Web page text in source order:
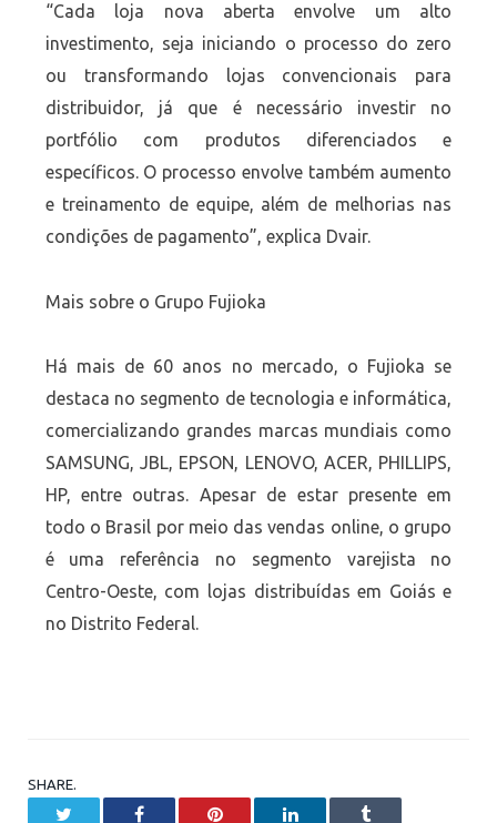
“Cada loja nova aberta envolve um alto
investimento, seja iniciando o processo do zero
ou transformando lojas convencionais para
distribuidor, já que é necessário investir no
portfólio com produtos diferenciados e
específicos. O processo envolve também aumento
e treinamento de equipe, além de melhorias nas
condições de pagamento”, explica Dvair.
Mais sobre o Grupo Fujioka
Há mais de 60 anos no mercado, o Fujioka se
destaca no segmento de tecnologia e informática,
comercializando grandes marcas mundiais como
SAMSUNG, JBL, EPSON, LENOVO, ACER, PHILLIPS,
HP, entre outras. Apesar de estar presente em
todo o Brasil por meio das vendas online, o grupo
é uma referência no segmento varejista no
Centro-Oeste, com lojas distribuídas em Goiás e
no Distrito Federal.
SHARE.
Facebook Pinterest LinkedIn Tumblr